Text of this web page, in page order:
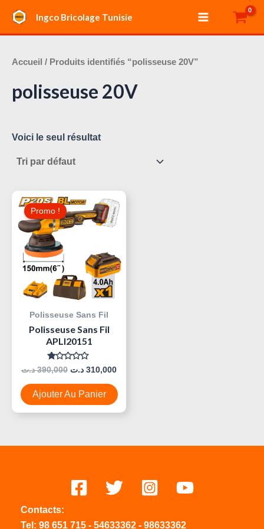
contenu
Ingco Bricolage Tunisie
Main
Menu
Accueil / Produits identifiés “polisseuse 20V”
polisseuse 20V
Voici le seul résultat
Promo !
Polisseuse Sans Fil
Polisseuse Sans Fil
APLI20151
Note
0
Sur
5
390,000 د.ت
Prix
Initial
Était :
310,000 د.ت
Le
Prix
Actuel
Ajouter Au Panier
Contacts:
Tel: 98 651 715 - 54633362 - 98633362